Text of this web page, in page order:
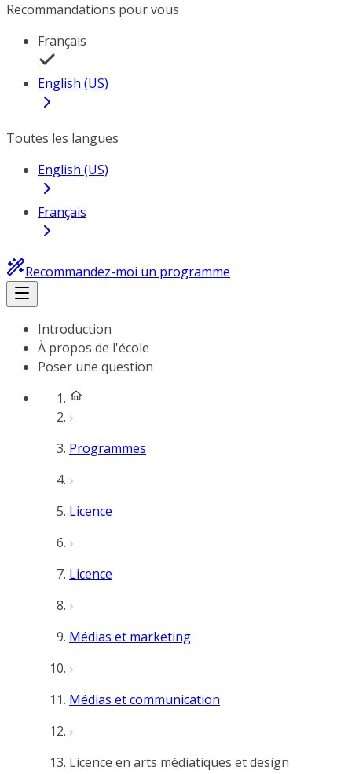
Recommandations pour vous
Français
English (US)
Toutes les langues
English (US)
Français
Recommandez-moi un programme
Introduction
À propos de l'école
Poser une question
Programmes
Licence
Licence
Médias et marketing
Médias et communication
Licence en arts médiatiques et design